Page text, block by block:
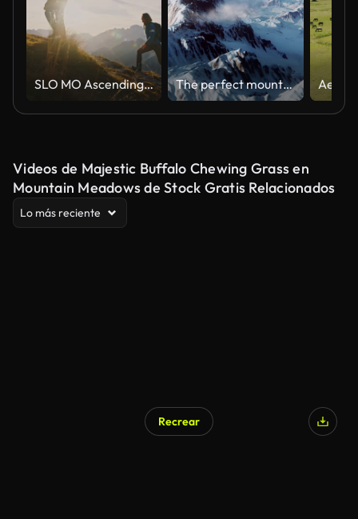
SLO MO Ascending Together: Couple Conquers Mountain Heights at Sunset The perfect mountain aerial shot
Videos de Majestic Buffalo Chewing Grass en
Mountain Meadows de Stock Gratis Relacionados
Lo más reciente
Recrear